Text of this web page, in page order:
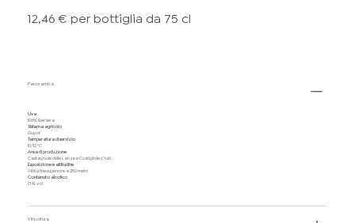
12,46 € per bottiglia da 75 cl
Panoramica
Uva
100% Barbera
Sistema agricolo
Guyot
Temperatura di servizio
10/12 °C
Area di produzione
Castagnole delle Lanze e Costigliole d'Asti
Esposizione e altitudine
Altitudine superiore a 250 metri
Contenuto alcolico
13% vol
Viticoltura